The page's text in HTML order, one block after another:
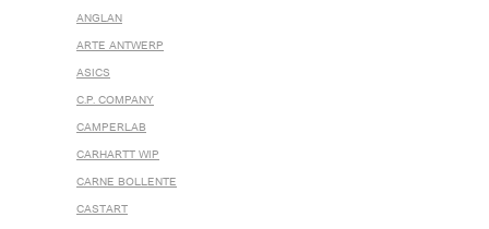
ANGLAN
ARTE ANTWERP
ASICS
C.P. COMPANY
CAMPERLAB
CARHARTT WIP
CARNE BOLLENTE
CASTART